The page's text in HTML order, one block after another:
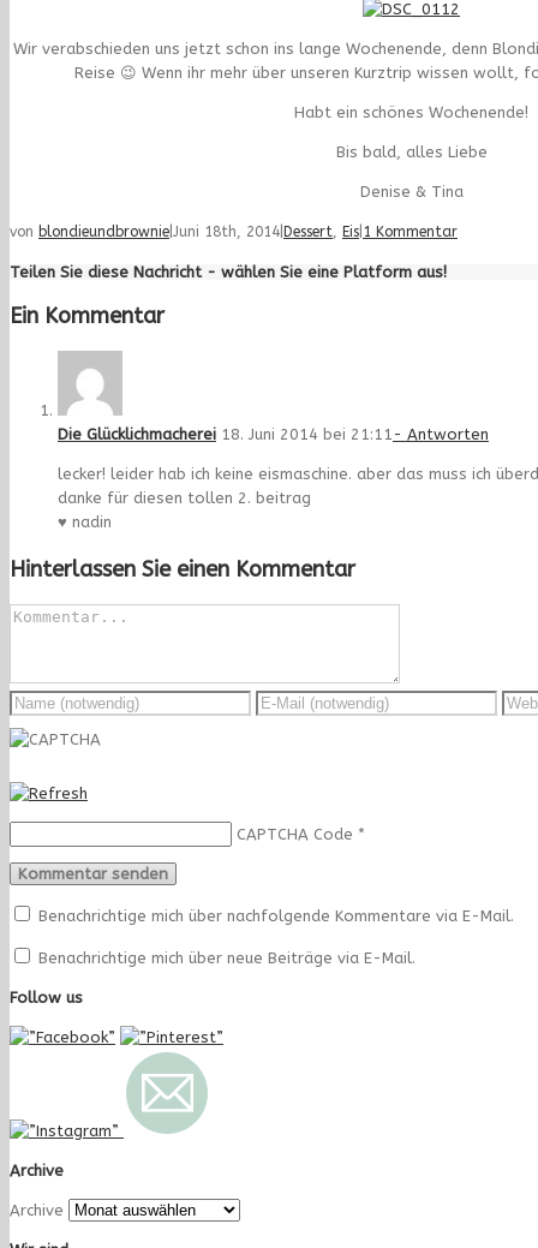
Wir verabschieden uns jetzt schon ins lange Wochenende, denn
Reise 😉 Wenn ihr mehr über unseren Kurztrip wissen wollt,
Habt ein schönes Wochenende!
Bis bald, alles Liebe
Denise & Tina
von blondieundbrownie Juni 18th, 2014 Dessert, Eis 1 Kommentar
Teilen Sie diese Nachricht - wählen Sie eine Platform aus!
Ein Kommentar
Die Glücklichmacherei 18. Juni 2014 bei 21:11 - Antworten
lecker! leider hab ich keine eismaschine. aber das muss ich
danke für diesen tollen 2. beitrag
♥ nadin
Hinterlassen Sie einen Kommentar
CAPTCHA Code *
Benachrichtige mich über nachfolgende Kommentare via E-Mail.
Benachrichtige mich über neue Beiträge via E-Mail.
Follow us
Archive
Archive